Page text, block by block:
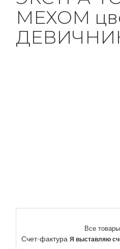
МЕХОМ
Все
Счет-фактура Я выставляю